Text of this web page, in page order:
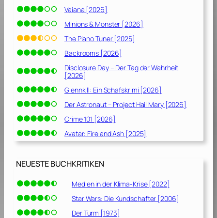
Vaiana [2026]
Minions & Monster [2026]
The Piano Tuner [2025]
Backrooms [2026]
Disclosure Day – Der Tag der Wahrheit
[2026]
Glennkill: Ein Schafskrimi [2026]
Der Astronaut – Project Hail Mary [2026]
Crime 101 [2026]
Avatar: Fire and Ash [2025]
NEUESTE BUCHKRITIKEN
Medien in der Klima-Krise [2022]
Star Wars: Die Kundschafter [2006]
Der Turm [1973]